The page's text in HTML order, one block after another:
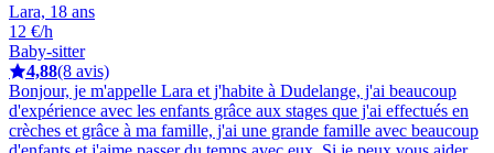
Lara, 18 ans
12 €/h
Baby-sitter
4,88(8 avis)
Bonjour, je m'appelle Lara et j'habite à Dudelange, j'ai beaucoup
d'expérience avec les enfants grâce aux stages que j'ai effectués en
crèches et grâce à ma famille, j'ai une grande famille avec beaucoup